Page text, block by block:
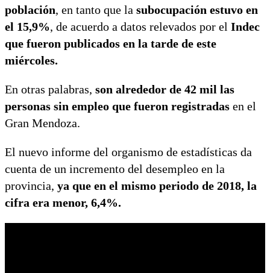
población, en tanto que la subocupación estuvo en
el 15,9%, de acuerdo a datos relevados por el Indec
que fueron publicados en la tarde de este
miércoles.
En otras palabras, son alrededor de 42 mil las
personas sin empleo que fueron registradas en el
Gran Mendoza.
El nuevo informe del organismo de estadísticas da
cuenta de un incremento del desempleo en la
provincia, ya que en el mismo periodo de 2018, la
cifra era menor, 6,4%.